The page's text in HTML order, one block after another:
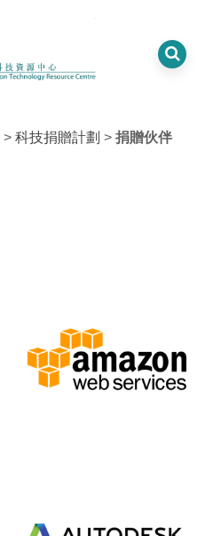
> 科技捐贈計劃 > 捐贈伙伴